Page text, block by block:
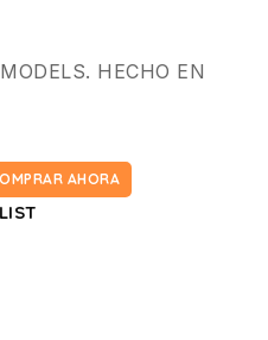
HECHO EN
AHORA